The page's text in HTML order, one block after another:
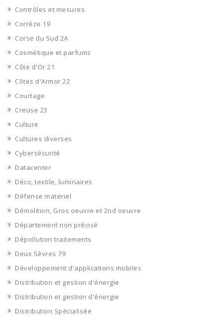
Contrôles et mesures
Corrèze 19
Corse du Sud 2A
Cosmétique et parfums
Côte d'Or 21
Côtes d'Armor 22
Courtage
Creuse 23
Culture
Cultures diverses
Cybersécurité
Datacenter
Déco, textile, luminaires
Défense matériel
Démolition, Gros oeuvre et 2nd oeuvre
Département non précisé
Dépollution traitements
Deux Sèvres 79
Développement d'applications mobiles
Distribution et gestion d'énergie
Distribution et gestion d'énergie
Distribution Spécialisée